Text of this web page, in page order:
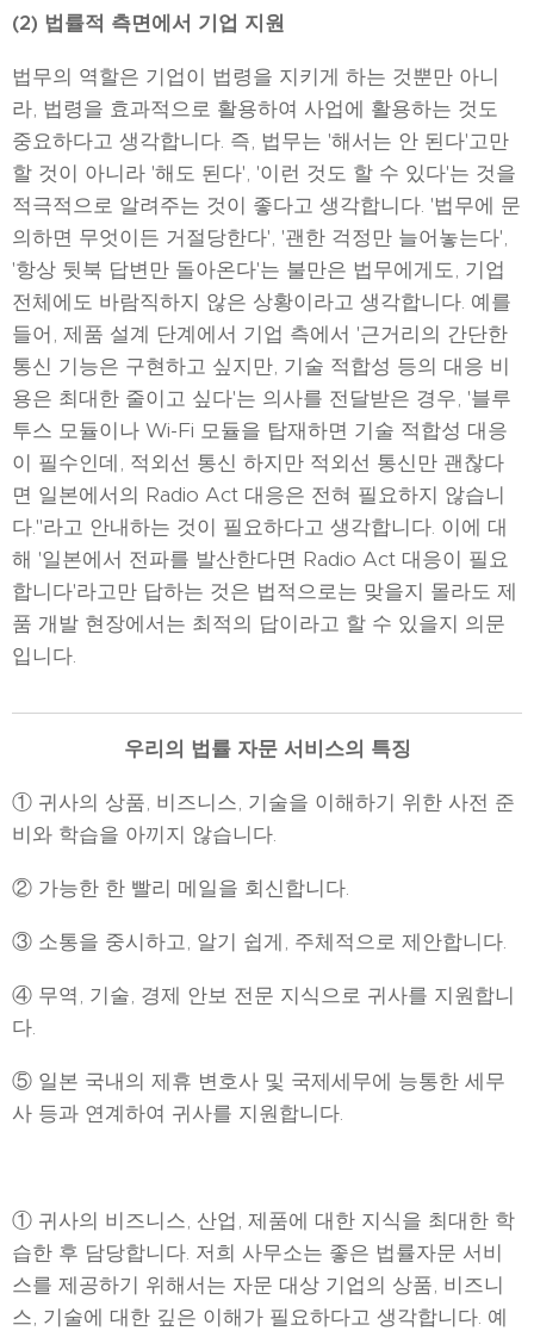
(2) 법률적 측면에서 기업 지원
법무의 역할은 기업이 법령을 지키게 하는 것뿐만 아니
라, 법령을 효과적으로 활용하여 사업에 활용하는 것도
중요하다고 생각합니다. 즉, 법무는 '해서는 안 된다'고만
할 것이 아니라 '해도 된다', '이런 것도 할 수 있다'는 것을
적극적으로 알려주는 것이 좋다고 생각합니다. '법무에 문
의하면 무엇이든 거절당한다', '괜한 걱정만 늘어놓는다',
'항상 뒷북 답변만 돌아온다'는 불만은 법무에게도, 기업
전체에도 바람직하지 않은 상황이라고 생각합니다. 예를
들어, 제품 설계 단계에서 기업 측에서 '근거리의 간단한
통신 기능은 구현하고 싶지만, 기술 적합성 등의 대응 비
용은 최대한 줄이고 싶다'는 의사를 전달받은 경우, '블루
투스 모듈이나 Wi-Fi 모듈을 탑재하면 기술 적합성 대응
이 필수인데, 적외선 통신 하지만 적외선 통신만 괜찮다
면 일본에서의 Radio Act 대응은 전혀 필요하지 않습니
다."라고 안내하는 것이 필요하다고 생각합니다. 이에 대
해 '일본에서 전파를 발산한다면 Radio Act 대응이 필요
합니다'라고만 답하는 것은 법적으로는 맞을지 몰라도 제
품 개발 현장에서는 최적의 답이라고 할 수 있을지 의문
입니다.
우리의 법률 자문 서비스의 특징
① 귀사의 상품, 비즈니스, 기술을 이해하기 위한 사전 준
비와 학습을 아끼지 않습니다.
② 가능한 한 빨리 메일을 회신합니다.
③ 소통을 중시하고, 알기 쉽게, 주체적으로 제안합니다.
④ 무역, 기술, 경제 안보 전문 지식으로 귀사를 지원합니
다.
⑤ 일본 국내의 제휴 변호사 및 국제세무에 능통한 세무
사 등과 연계하여 귀사를 지원합니다.
① 귀사의 비즈니스, 산업, 제품에 대한 지식을 최대한 학
습한 후 담당합니다. 저희 사무소는 좋은 법률자문 서비
스를 제공하기 위해서는 자문 대상 기업의 상품, 비즈니
스, 기술에 대한 깊은 이해가 필요하다고 생각합니다. 예